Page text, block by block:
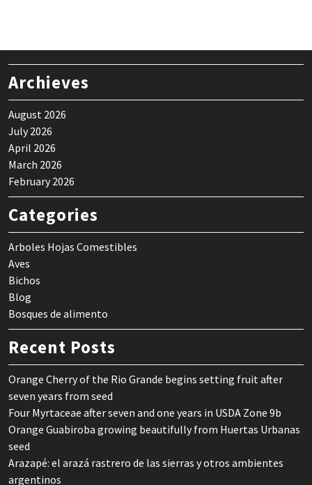
Archieves
August 2026
July 2026
April 2026
March 2026
February 2026
Categories
Arboles Hojas Comestibles
Aves
Bichos
Blog
Bosques de alimento
Recent Posts
Orange Cherry of the Rio Grande begins setting fruit after
seven years from seed
Four Myrtaceae after seven and one years in USDA Zone 9b
Orange Guabiroba growing beautifully from Huertas Urbanas
seed
Arazapé: el arazá rastrero de las sierras y otros ambientes
argentinos